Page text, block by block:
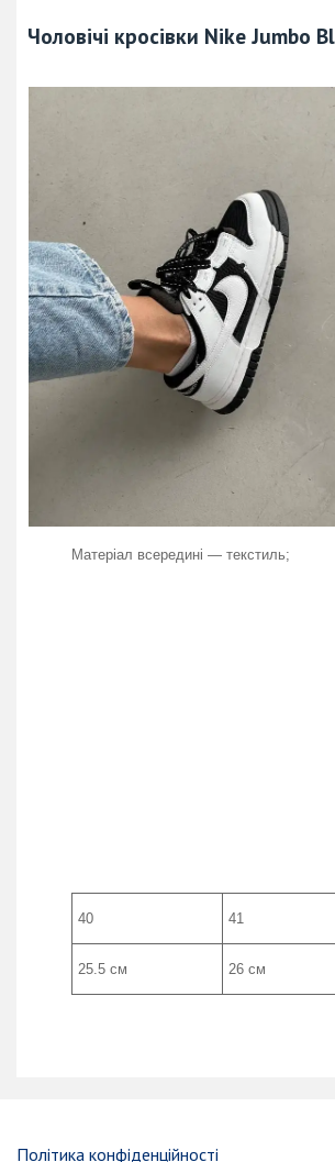
Чоловічі кросівки Nike Jumbo
Матеріал всередині — текстиль;
40 41
25.5 см 26 см
Політика конфіденційності